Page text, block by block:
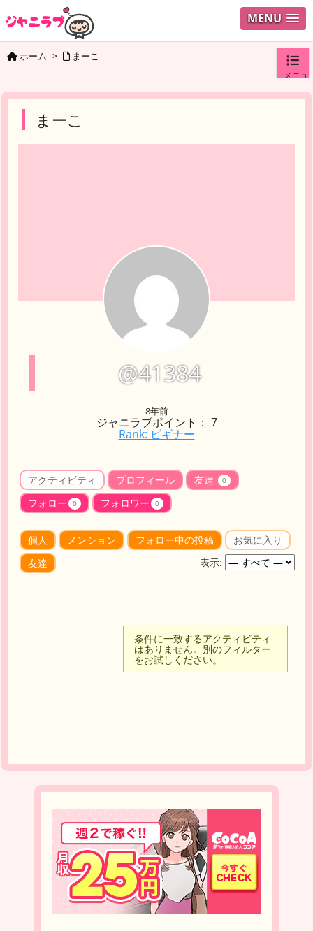
MENU
メニュ
ホーム > まーこ
まーこ
@41384
8年前
ジャニラブポイント： 7
Rank: ビギナー
アクティビティ プロフィール 友達 0
フォロー 0 フォロワー 0
個人 メンション フォロー中の投稿
お気に入り
友達
表示:
条件に一致するアクティビティ
はありません。別のフィルター
をお試しください。